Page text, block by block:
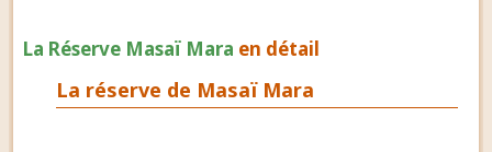
La Réserve Masaï Mara en détail
La réserve de Masaï Mara